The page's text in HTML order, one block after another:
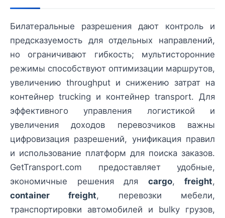
Билатеральные разрешения дают контроль и
предсказуемость для отдельных направлений,
но ограничивают гибкость; мультисторонние
режимы способствуют оптимизации маршрутов,
увеличению throughput и снижению затрат на
контейнер trucking и контейнер transport. Для
эффективного управления логистикой и
увеличения доходов перевозчиков важны
цифровизация разрешений, унификация правил
и использование платформ для поиска заказов.
GetTransport.com предоставляет удобные,
экономичные решения для cargo, freight,
container freight, перевозки мебели,
транспортировки автомобилей и bulky грузов,